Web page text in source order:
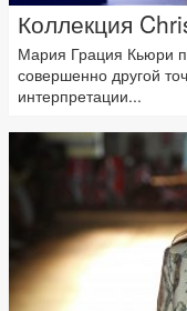
Коллекция
Мария Грация Кьюри
совершенно другой
интерпретации...